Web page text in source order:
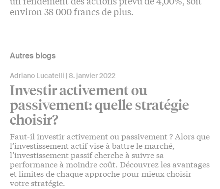
environ 38 000 francs de plus.
Autres blogs
Adriano Lucatelli 8. janvier 2022
Investir activement ou
passivement: quelle stratégie
choisir?
Faut-il investir activement ou passivement ? Alors que
l’investissement actif vise à battre le marché,
l’investissement passif cherche à suivre sa
performance à moindre coût. Découvrez les avantages
et limites de chaque approche pour mieux choisir
votre stratégie.